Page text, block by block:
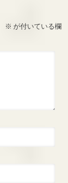
※ が付いている欄